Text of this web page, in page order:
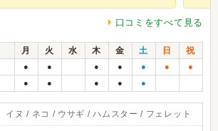
口コミをすべて見る
月 火 水 木 金 土 日
祝
● ● ● ● ● ● ●
● ● ● ● ●
イヌ / ネコ / ウサギ / ハムスター / フェレット